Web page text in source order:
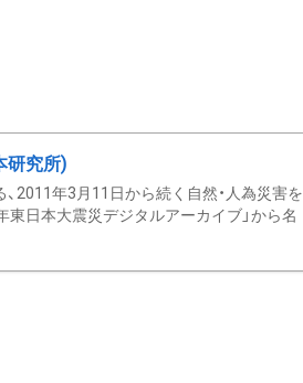
研究所)
2011年3月11日から続く自然・人為災害を
日本大震災デジタルアーカイブ」から名